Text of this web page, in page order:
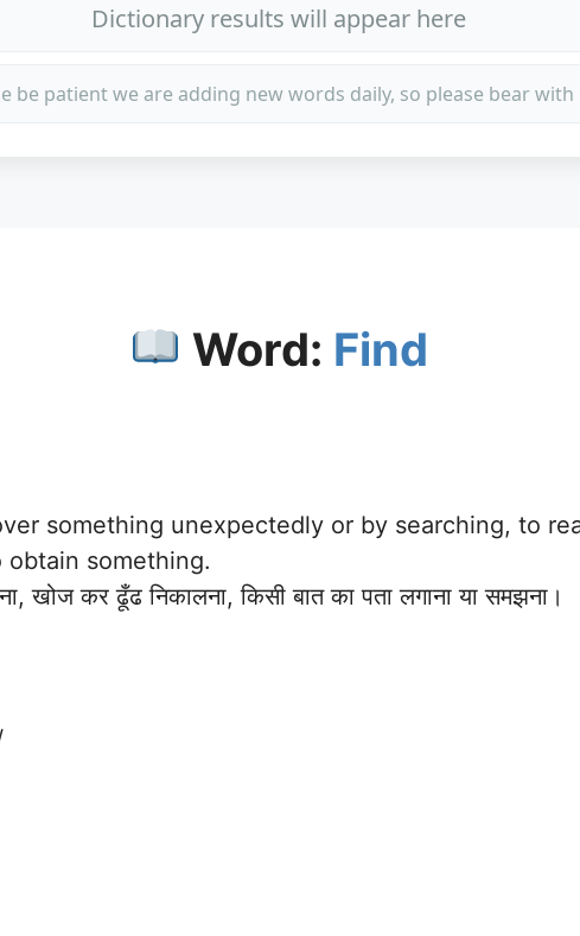
Dictionary results will appear here
be patient we are adding new words daily, so please bear with
Word: Find
something unexpectedly or by searching, to
something.
खोज कर ढूँढ निकालना, किसी बात का पता लगाना या समझना।